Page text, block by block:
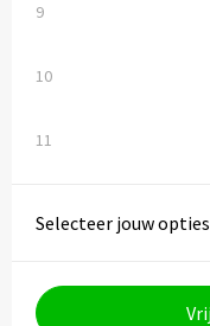
9
10
11
Selecteer jouw